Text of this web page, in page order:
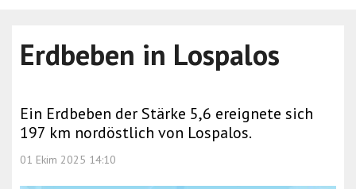
Erdbeben in Lospalos
Ein Erdbeben der Stärke 5,6 ereignete sich
197 km nordöstlich von Lospalos.
01 Ekim 2025 14:10